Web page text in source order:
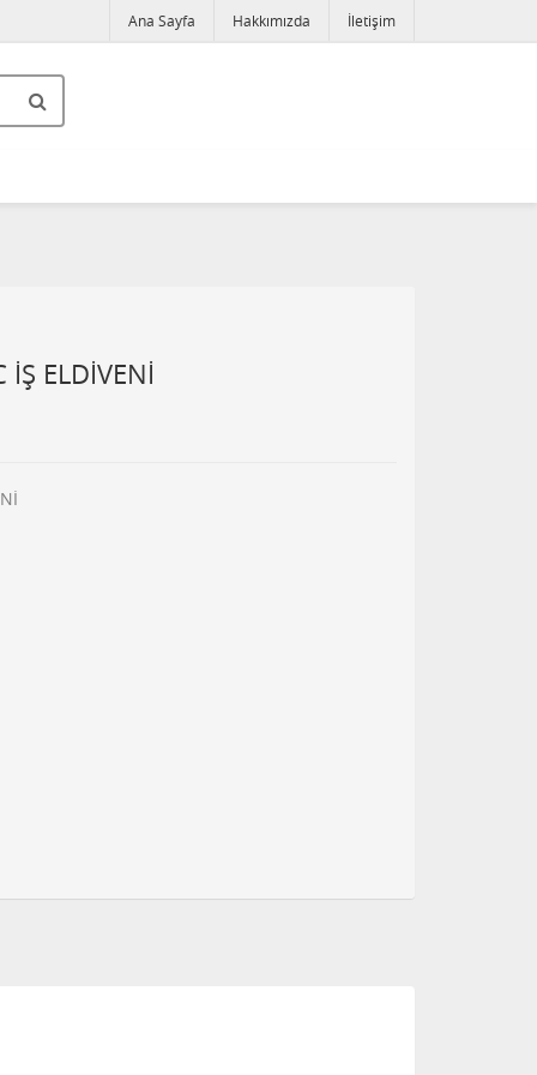
Ana Sayfa Hakkımızda İletişim
İŞ ELDİVENİ